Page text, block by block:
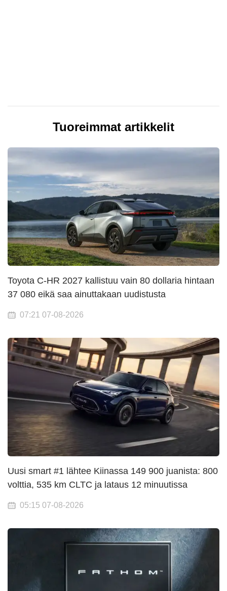
Tuoreimmat artikkelit
Toyota C-HR 2027 kallistuu vain 80 dollaria hintaan
37 080 eikä saa ainuttakaan uudistusta
07:21 07-08-2026
Uusi smart #1 lähtee Kiinassa 149 900 juanista: 800
volttia, 535 km CLTC ja lataus 12 minuutissa
05:15 07-08-2026